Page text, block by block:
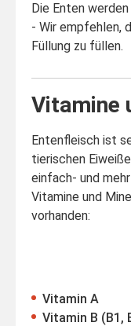
Die Enten
- Wir empfehlen,
Füllung zu füllen.
Vitamine
Entenfleisch ist
tierischen
einfach- und
Vitamine und
vorhanden:
Vitamin A
Vitamin B (B1,